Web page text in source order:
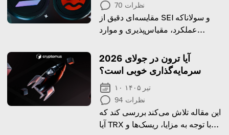
70 نظرات
مقایسه‌ای دقیق از SEI و سولاناکه
عملکرد، مقیاس‌پذیری و موارد
آیا ترون در جولای 2026
سرمایه‌گذاری خوبی است؟
۱۰ تیر ۱۴۰۵
94 نظرات
این مقاله تلاش می‌کند بررسی کند که
آیا TRX با توجه به مزایا، ریسک‌ها و